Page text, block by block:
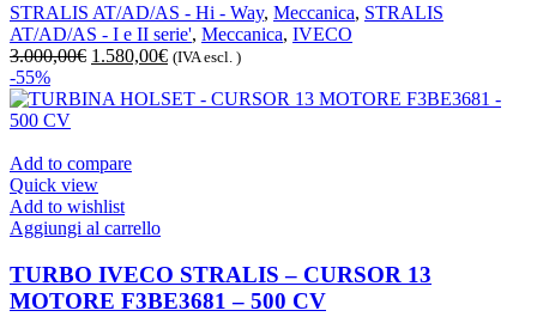
STRALIS AT/AD/AS - Hi - Way, Meccanica, STRALIS
AT/AD/AS - I e II serie', Meccanica, IVECO
3.000,00€ Il
originale
1.580,00€Il
attuale
(IVA escl. )
-55%
Add to compare
Quick view
Add to wishlist
Aggiungi al carrello
TURBO IVECO STRALIS – CURSOR 13
MOTORE F3BE3681 – 500 CV